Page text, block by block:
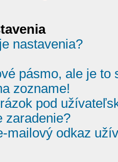
nastavenia?
pásmo, ale je to
zozname!
pod
zaradenie?
mailový odkaz